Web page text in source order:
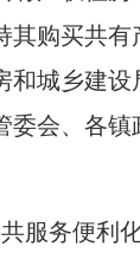
其购买共
和城乡建
委会、各
共服务便利